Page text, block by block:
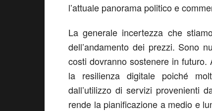
l’attuale panorama politico e
La generale incertezza che
dell’andamento dei prezzi. Sono
costi dovranno sostenere in
la resilienza digitale poiché
dall’utilizzo di servizi provenienti
rende la pianificazione a medio e